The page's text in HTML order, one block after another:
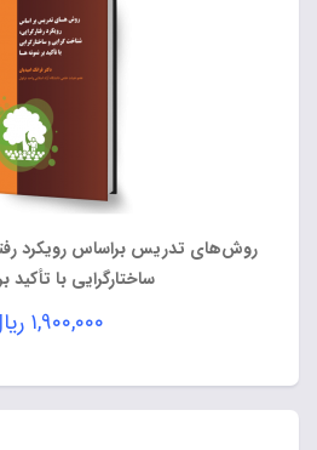
روش‌های تدریس براساس رویکرد
ساختارگرایی با تأکید
۱,۹۰۰,۰۰۰